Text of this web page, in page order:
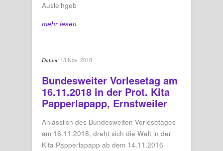
Ausleihgeb
mehr lesen
Datum: 13 Nov. 2018
Bundesweiter Vorlesetag am
16.11.2018 in der Prot. Kita
Papperlapapp, Ernstweiler
Anlässlich des Bundesweiten Vorlesetages
am 16.11.2018, dreht sich die Welt in der
Kita Papperlapapp ab dem 14.11.2016